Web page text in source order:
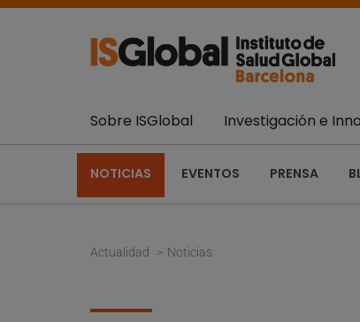
Sobre ISGlobal Investigación e
NOTICIAS EVENTOS PRENSA
Actualidad Noticias